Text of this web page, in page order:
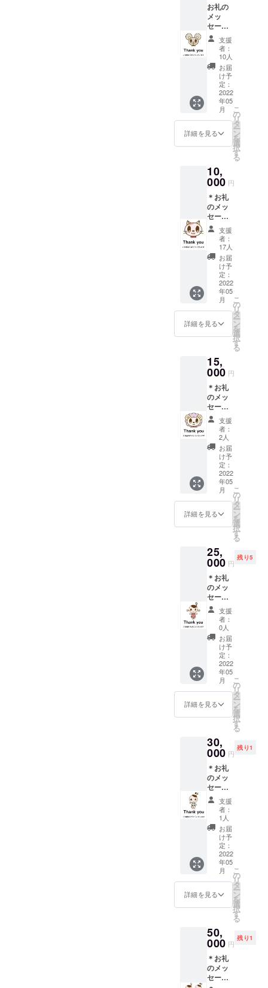
お礼の
メッ
セージ
と、初
版出版
教本
「ぷ
ち・ぴ
あの」
へご支
援者さ
まの教
室名ま
たは氏
名掲載
（イニ
可） ♪
備考欄
に掲載
可能な
教室名
または
ご氏名
（イニ
シャル
可）を
御入力
くださ
支援
者：
10人
お届
け予
定：
2022
年05
月
詳細を見る
こ
の
リ
タ
ー
ン
を
選
択
す
る
10,
000 円
＊お礼
のメッ
セージ
と初版
出版教
本「ぷ
ち・ぴ
あの」
へご支
援者さ
まの教
室名ま
たは氏
名掲載
（イニ
シャル
教本
「ぷ
ち・ぴ
あの」
１冊 ＊
zoomオ
ンライ
ンにて
「ぷ
ち・ぴ
あの」
使い方
セミ
ナー
（正規
販売前
に使用
有効期
限は
2023年
12月ま
で ♪備
考欄に
掲載可
能な教
室名ま
たはご
氏名
（イニ
シャル
可）を
御入力
くださ
い
支援
者：
17人
お届
け予
定：
2022
年05
月
詳細を見る
こ
の
リ
タ
ー
ン
を
選
択
す
る
15,
000 円
＊お礼
のメッ
セージ
＊初版
出版教
本「ぷ
ち・ぴ
あの」
に、ご
支援い
ただい
た方の
教室
名、ま
たはご
氏名
シャル
可）掲
載 ＊教
本「ぷ
ち・ぴ
あの」
１冊 ＊
zoomオ
ンライ
ンにて
「ぷ
ち・ぴ
あの」
使い方
セミ
ナー
（正規
＊教本
「ぷ
ち・ぴ
あの」
内でお
使いい
ただけ
るオリ
ジナル
カード
（黒鍵
のかた
まりを
覚える
ための
カー
ド） ♪
限は
2023年
12月ま
で ♪備
考欄に
掲載可
支援
者：
2人
お届
け予
定：
2022
年05
月
詳細を見る
こ
の
リ
タ
ー
ン
を
選
択
す
る
25,
000 円
残り5
＊お礼
のメッ
セージ
＊初版
出版教
本「ぷ
ち・ぴ
あの」
にご支
援いた
だいた
方の教
室名ま
たはご
氏名
（イニ
可）掲
載 ＊教
本「ぷ
ち・ぴ
あの」
５冊 ＊
zoomオ
ンライ
ンにて
「ぷ
ち・ぴ
あの」
使い方
セミ
ナー
（正規
販売前
「ぷ
ち・ぴ
あの」
内でお
使いい
ただけ
支援
者：
0人
お届
け予
定：
2022
年05
月
詳細を見る
こ
の
リ
タ
ー
ン
を
選
択
す
る
30,
000 円
残り1
＊お礼
のメッ
セージ
＊初版
出版教
本「ぷ
ち・ぴ
あの」
に、ご
支援い
ただい
た方の
教室名
または
ご氏名
（イニ
可）掲
載 ＊教
本「ぷ
ち・ぴ
あの」
５冊 ＊
支援
者：
1人
お届
け予
定：
2022
年05
月
詳細を見る
こ
の
リ
タ
ー
ン
を
選
択
す
る
50,
000 円
残り1
＊お礼
のメッ
セージ